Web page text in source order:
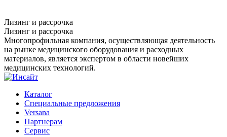
Лизинг и рассрочка
Лизинг и рассрочка
Многопрофильная компания, осуществляющая деятельность
на рынке медицинского оборудования и расходных
материалов, является экспертом в области новейших
медицинских технологий.
Каталог
Специальные предложения
Versana
Партнерам
Сервис